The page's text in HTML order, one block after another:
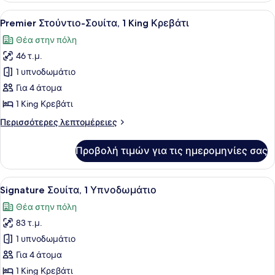
King
Προβολή
όλων
των
φωτογραφιών
για
Premier
Στούντιο-
1
Ένα δωμάτιο ξενοδοχείου με ένα
5
Premier Στούντιο-Σουίτα, 1 King Κρεβάτι
Θέα στην πόλη
46 τ.μ.
1 υπνοδωμάτιο
Για 4 άτομα
1 King Κρεβάτι
Περισσότερες λεπτομέρειες
Περισσότερες
Στούντιο-
Σουίτα,
1
King
Κρεβάτι
Προβολή τιμών για τις ημερομηνίες σας
Προβολή
όλων
των
φωτογραφιών
για
Signature
Σουίτα,
Ένας τοίχος με τέσσερις
5
Signature Σουίτα, 1 Υπνοδωμάτιο
Θέα στην πόλη
83 τ.μ.
1 υπνοδωμάτιο
Για 4 άτομα
1 King Κρεβάτι